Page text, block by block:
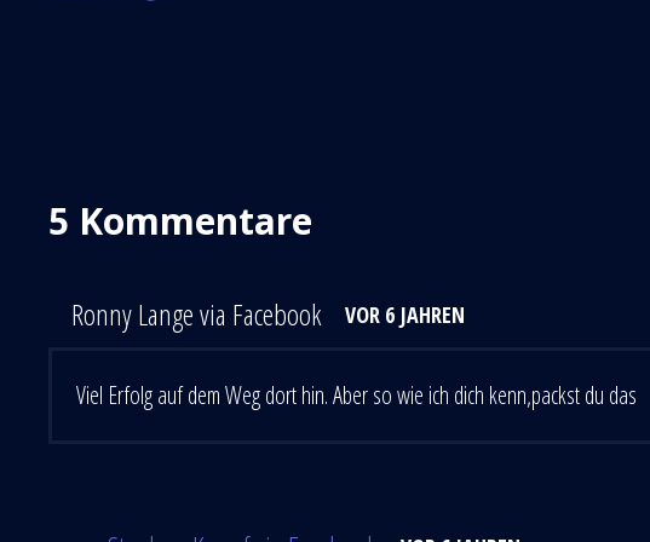
5 Kommentare
Ronny Lange via Facebook VOR 6 JAHREN
Viel Erfolg auf dem Weg dort hin. Aber so wie ich dich kenn,packst du das